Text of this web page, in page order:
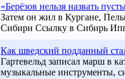
«Берёзов нельзя назвать
Затем он жил в Кургане,
Сибири Ссылку в Сибирь
Как шведский подданный
Гартевельд записал марш в
музыкальные инструменты,